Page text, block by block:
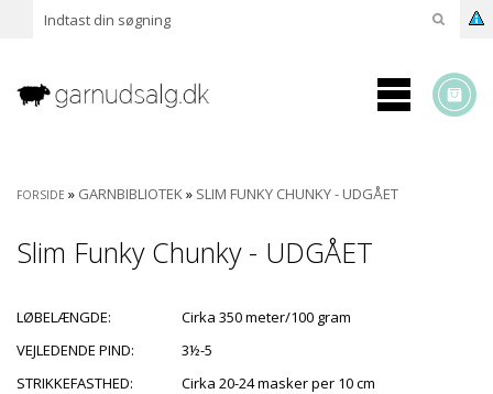
FORSIDE » GARNBIBLIOTEK» SLIM FUNKY CHUNKY - UDGÅET
Slim Funky Chunky - UDGÅET
LØBELÆNGDE:
VEJLEDENDE PIND:
STRIKKEFASTHED:
Cirka 350 meter/100 gram
3½-5
Cirka 20-24 masker per 10 cm